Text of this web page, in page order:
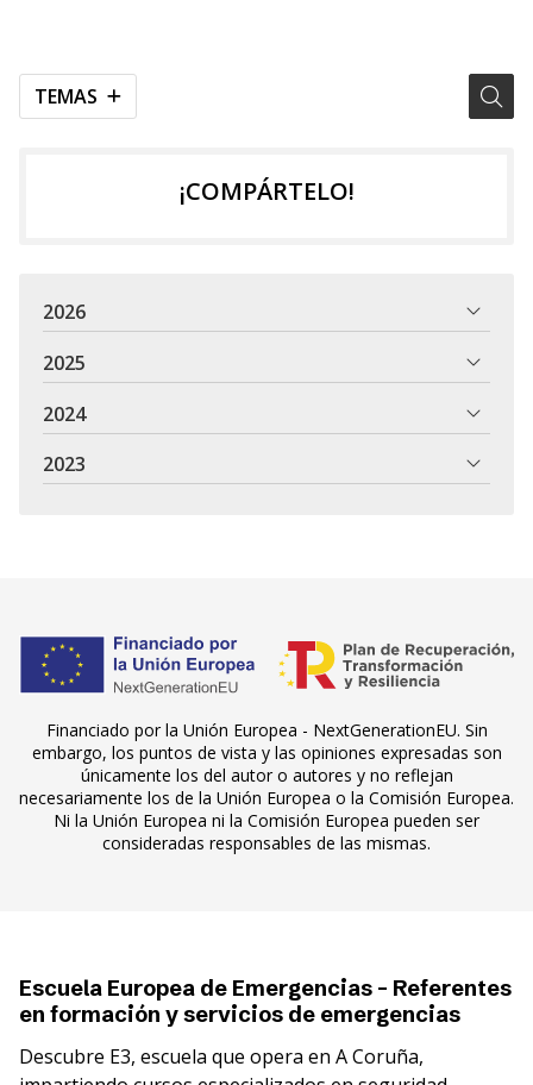
TEMAS
¡COMPÁRTELO!
2026
2025
2024
2023
Financiado por la Unión Europea - NextGenerationEU. Sin
embargo, los puntos de vista y las opiniones expresadas son
únicamente los del autor o autores y no reflejan
necesariamente los de la Unión Europea o la Comisión Europea.
Ni la Unión Europea ni la Comisión Europea pueden ser
consideradas responsables de las mismas.
Escuela Europea de Emergencias - Referentes
en formación y servicios de emergencias
Descubre E3, escuela que opera en A Coruña,